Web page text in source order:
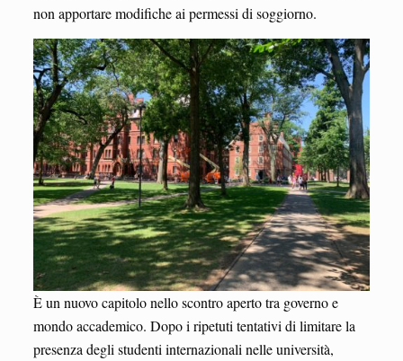
non apportare modifiche ai permessi di soggiorno.
È un nuovo capitolo nello scontro aperto tra governo e
mondo accademico. Dopo i ripetuti tentativi di limitare la
presenza degli studenti internazionali nelle università,